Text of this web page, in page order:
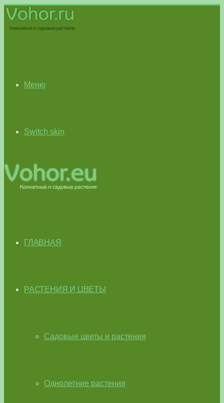
Меню
Switch skin
ГЛАВНАЯ
РАСТЕНИЯ И ЦВЕТЫ
Садовые цветы и растения
Однолетние растения